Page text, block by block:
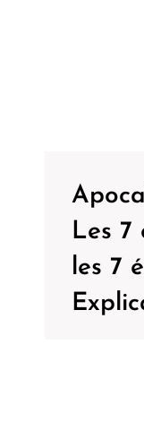
Les 7
les 7